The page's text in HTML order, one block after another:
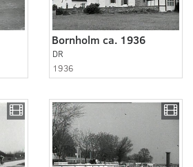
Bornholm ca. 1936
DR
1936